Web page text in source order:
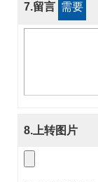
7.留言 需要
8.上转图片